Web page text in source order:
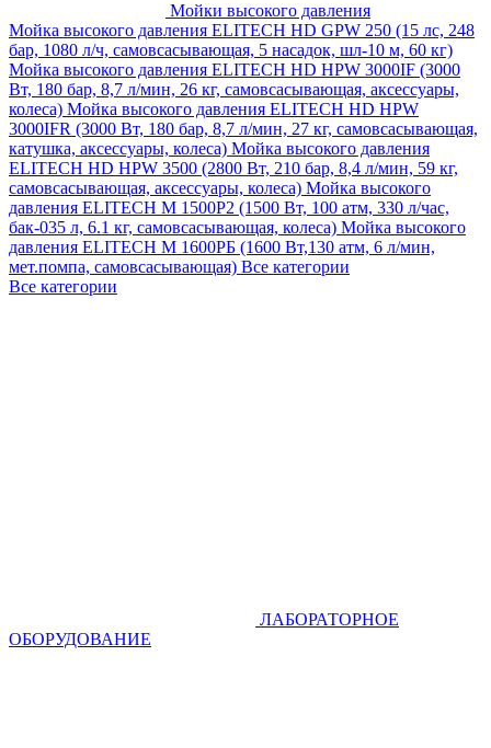
Мойки высокого давления
Мойка высокого давления ELITECH HD GPW 250 (15 лс, 248
бар, 1080 л/ч, самовсасывающая, 5 насадок, шл-10 м, 60 кг)
Мойка высокого давления ELITECH HD HPW 3000IF (3000
Вт, 180 бар, 8,7 л/мин, 26 кг, самовсасывающая, аксессуары,
колеса) Мойка высокого давления ELITECH HD HPW
3000IFR (3000 Вт, 180 бар, 8,7 л/мин, 27 кг, самовсасывающая,
катушка, аксессуары, колеса) Мойка высокого давления
ELITECH HD HPW 3500 (2800 Вт, 210 бар, 8,4 л/мин, 59 кг,
самовсасывающая, аксессуары, колеса) Мойка высокого
давления ELITECH M 1500P2 (1500 Вт, 100 атм, 330 л/час,
бак-035 л, 6.1 кг, самовсасывающая, колеса) Мойка высокого
давления ELITECH М 1600РБ (1600 Вт,130 атм, 6 л/мин,
мет.помпа, самовсасывающая) Все категории
Все категории
ЛАБОРАТОРНОЕ
ОБОРУДОВАНИЕ